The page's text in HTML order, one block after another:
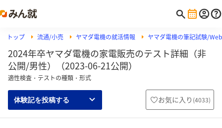
トップ 流通/小売 ヤマダ電機の就活情報 ヤマダ電機の筆記試験/
2024年卒ヤマダ電機の家電販売のテスト詳細（非
公開/男性）（2023-06-21公開）
適性検査・テストの種類・形式
体験記を投稿する お気に入り (4033)